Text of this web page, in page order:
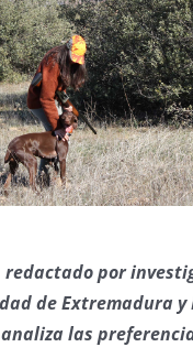
por
de Extremadura y
las